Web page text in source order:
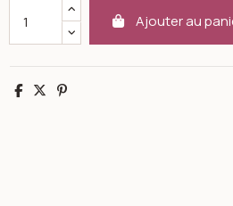
Ajouter au
Partager
TweetPinterest